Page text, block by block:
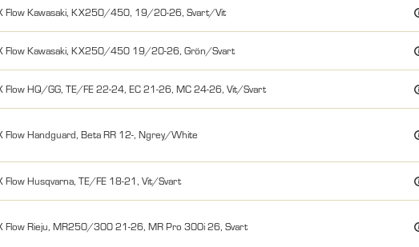
Flow Kawasaki, KX250/450, 19/20-26, Svart/Vit
Flow Kawasaki, KX250/450 19/20-26, Grön/Svart
Flow HQ/GG, TE/FE 22-24, EC 21-26, MC 24-26, Vit/Svart
Flow Handguard, Beta RR 12-, Ngrey/White
Flow Husqvarna, TE/FE 18-21, Vit/Svart
Flow Rieju, MR250/300 21-26, MR Pro 300i 26, Svart